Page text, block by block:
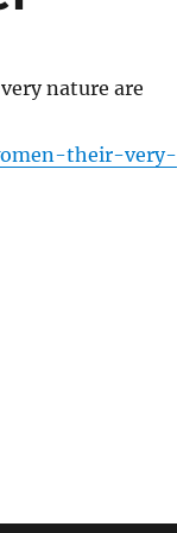
nature are
their-very-